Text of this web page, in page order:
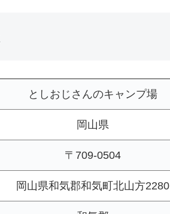
としおじさんのキャンプ場
岡山県
〒709-0504
岡山県和気郡和気町北山方2280